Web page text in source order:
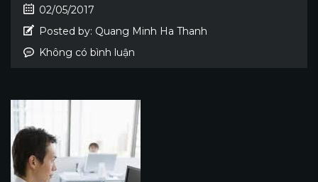
02/05/2017
Posted by: Quang Minh Ha Thanh
Không có bình luận